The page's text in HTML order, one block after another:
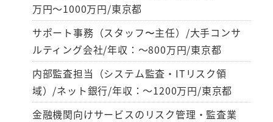
万円～1000万円/東京都
サポート事務（スタッフ〜主任）/大手コンサ
ルティング会社/年収：～800万円/東京都
内部監査担当（システム監査・ITリスク領
域）/ネット銀行/年収：～1200万円/東京都
金融機関向けサービスのリスク管理・監査業